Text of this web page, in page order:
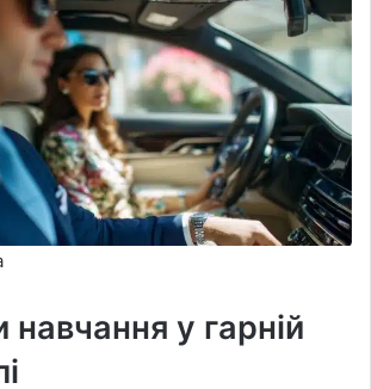
навчання у гарній